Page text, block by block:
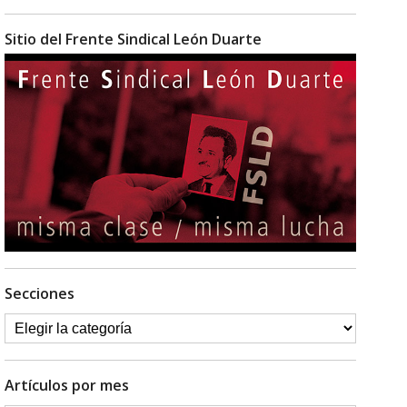
Sitio del Frente Sindical León Duarte
Secciones
Artículos por mes